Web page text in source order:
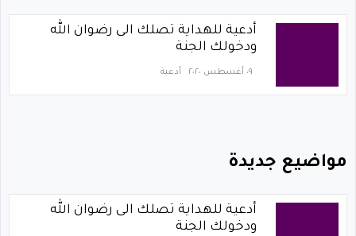
أدعية للهداية تصلك الى رضوان الله
ودخولك الجنة
٠٩ أغسطس ٢٠٢٠ أدعية
مواضيع جديدة
أدعية للهداية تصلك الى رضوان الله
ودخولك الجنة